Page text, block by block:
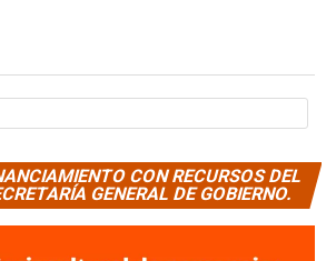
CON RECURSOS DEL
GENERAL DE GOBIERNO.